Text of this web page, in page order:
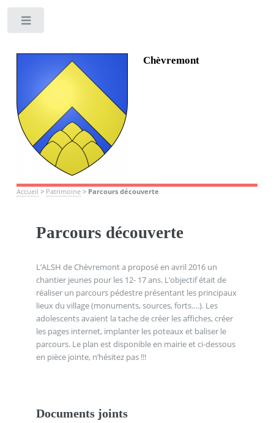
Chèvremont
Accueil > Patrimoine> Parcours découverte
Parcours découverte
L’ALSH de Chèvremont a proposé en avril 2016 un
chantier jeunes pour les 12- 17 ans. L’objectif était de
réaliser un parcours pédestre présentant les principaux
lieux du village (monuments, sources, forts….). Les
adolescents avaient la tache de créer les affiches, créer
les pages internet, implanter les poteaux et baliser le
parcours. Le plan est disponible en mairie et ci-dessous
en pièce jointe, n’hésitez pas !!!
Documents joints